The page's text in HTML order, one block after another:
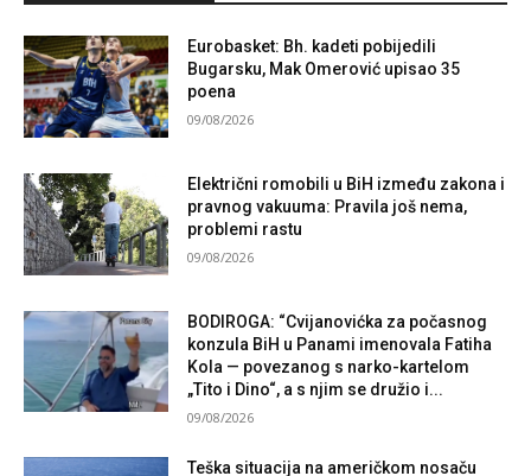
Eurobasket: Bh. kadeti pobijedili
Bugarsku, Mak Omerović upisao 35
poena
09/08/2026
Električni romobili u BiH između zakona i
pravnog vakuuma: Pravila još nema,
problemi rastu
09/08/2026
BODIROGA: “Cvijanovićka za počasnog
konzula BiH u Panami imenovala Fatiha
Kola — povezanog s narko-kartelom
„Tito i Dino“, a s njim se družio i...
09/08/2026
Teška situacija na američkom nosaču